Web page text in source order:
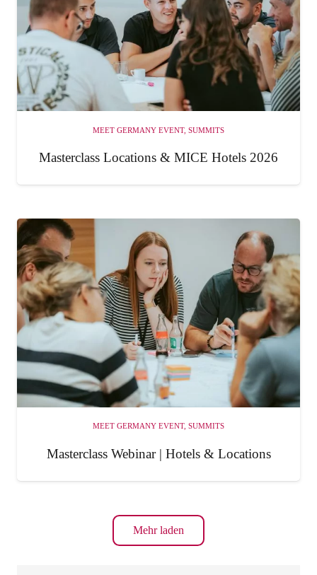
MEET GERMANY EVENT, SUMMITS
Masterclass Locations & MICE Hotels 2026
MEET GERMANY EVENT, SUMMITS
Masterclass Webinar | Hotels & Locations
Mehr laden